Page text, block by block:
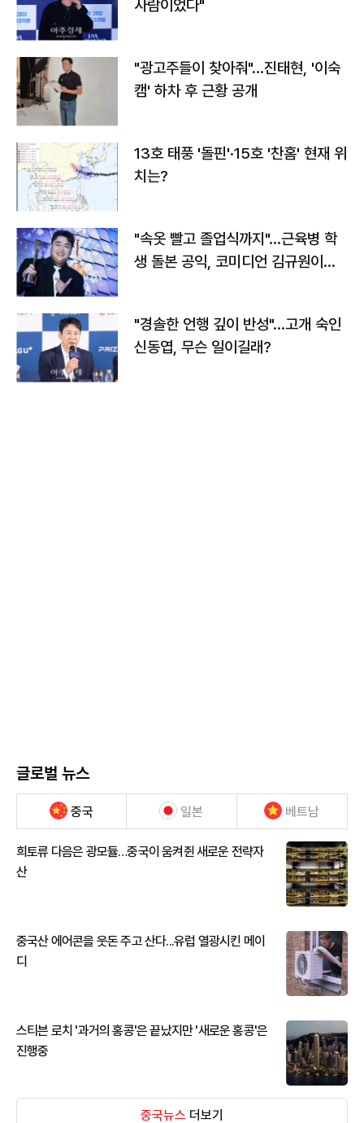
사람이었다"
"광고주들이 찾아줘"…진태현, '이숙
캠' 하차 후 근황 공개
13호 태풍 '돌핀'·15호 '찬홈' 현재 위
치는?
"속옷 빨고 졸업식까지"…근육병 학
생 돌본 공익, 코미디언 김규원이었
"경솔한 언행 깊이 반성"…고개 숙인
신동엽, 무슨 일이길래?
글로벌 뉴스
중국 일본 베트남
희토류 다음은 광모듈…중국이 움켜쥔 새로운 전략자
산
중국산 에어콘을 웃돈 주고 산다...유럽 열광시킨 메이
디
스티븐 로치 '과거의 홍콩'은 끝났지만 '새로운 홍콩'은
진행중
중국뉴스 더보기